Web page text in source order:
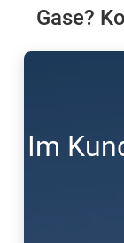
Gase?
Im